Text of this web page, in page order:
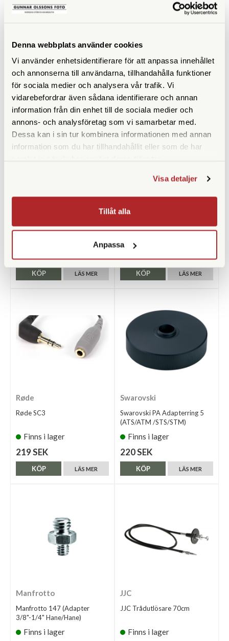
Denna webbplats använder cookies
Vi använder enhetsidentifierare för att anpassa innehållet
och annonserna till användarna, tillhandahålla funktioner
för sociala medier och analysera vår trafik. Vi
vidarebefordrar även sådana identifierare och annan
information från din enhet till de sociala medier och
annons- och analysföretag som vi samarbetar med.
Dessa kan i sin tur kombinera informationen med annan
information som du har tillhandahållit eller som de har
Visa detaljer
Tillåt alla
Anpassa
KÖP LÄS MER
ANDRA KÖPTE ÄVEN
hane/hane 1/4" (828)
99 SEK
LÄS MER
KÖP
Finns i lager
159 SEK
LÄS MER
KÖP
Røde
Røde SC3
Finns i lager
219 SEK
LÄS MER
KÖP
Swarovski
Swarovski PA Adapterring 5
(ATS/ATM /STS/STM)
Finns i lager
220 SEK
LÄS MER
KÖP
Manfrotto
Manfrotto 147 (Adapter
3/8"-1/4" Hane/Hane)
Finns i lager
JJC
JJC Trådutlösare 70cm
Finns i lager